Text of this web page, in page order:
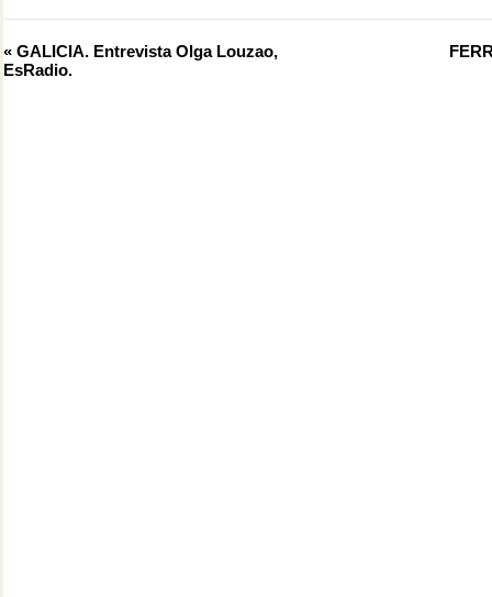
Evento
Navegación
«GALICIA. Entrevista Olga Louzao,
EsRadio.